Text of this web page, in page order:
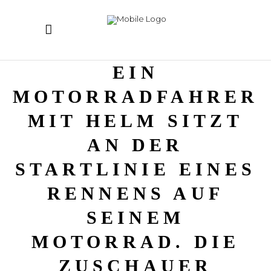
EIN
MOTORRADFAHRER
MIT HELM SITZT
AN DER
STARTLINIE EINES
RENNENS AUF
SEINEM
MOTORRAD. DIE
ZUSCHAUER